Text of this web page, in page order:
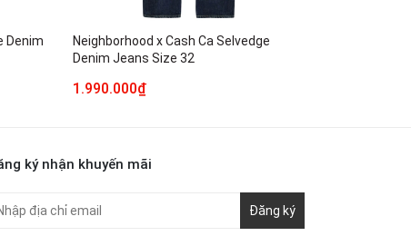
Denim
Neighborhood x Cash Ca Selvedge
Denim Jeans Size 32
1.990.000₫
ký nhận khuyến mãi
Đăng ký